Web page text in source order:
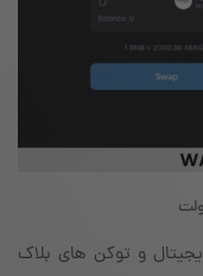
و توکن های بلاک